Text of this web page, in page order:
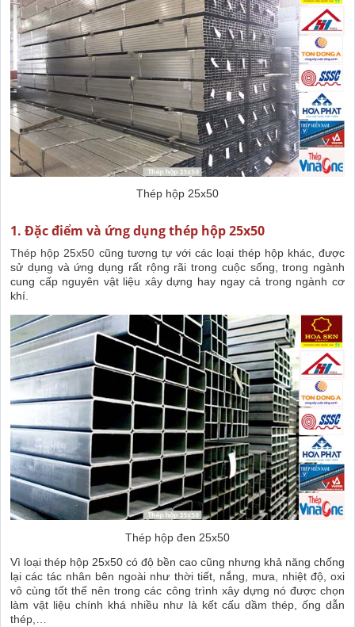
Thép hộp 25x50
1. Đặc điểm và ứng dụng thép hộp 25x50
Thép hộp 25x50 cũng tương tự với các loại thép hộp khác, được
sử dụng và ứng dụng rất rộng rãi trong cuộc sống, trong ngành
cung cấp nguyên vật liệu xây dựng hay ngay cả trong ngành cơ
khí.
Thép hộp đen 25x50
Vì loại thép hộp 25x50 có độ bền cao cũng nhưng khả năng chống
lại các tác nhân bên ngoài như thời tiết, nắng, mưa, nhiệt độ, oxi
vô cùng tốt thế nên trong các công trình xây dựng nó được chọn
làm vật liệu chính khá nhiều như là kết cấu dầm thép, ống dẫn
thép,…